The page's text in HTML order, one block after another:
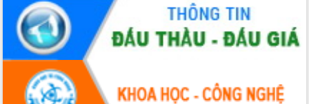
Tổ chức trang trọng Lễ hội Đền thờ
Lương Văn Chánh năm 2026
Phó Bí thư Tỉnh ủy Đắk Lắk Đỗ Hữu
Huy giữ chức Bí thư Đảng ủy Ủy Ban
Nhân dân tỉnh
Bệnh án điện tử thúc đẩy chuyển đổi
số y tế tại Đắk Lắk